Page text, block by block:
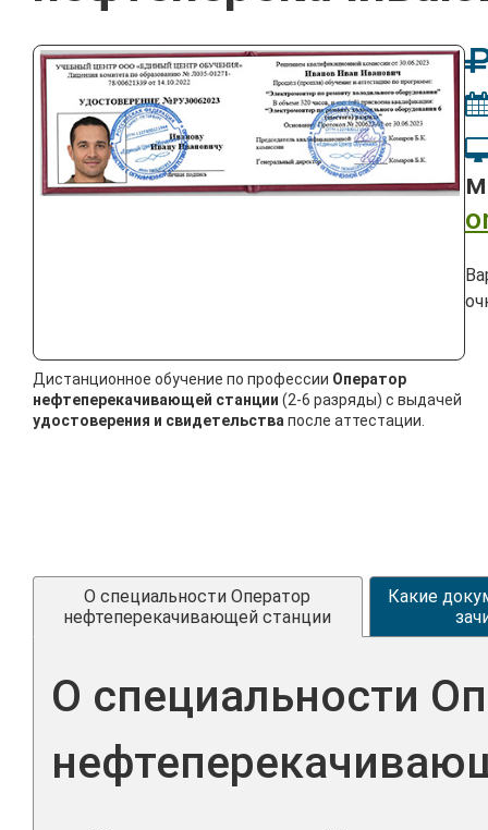
Дистанционное обучение по профессии Оператор
нефтеперекачивающей станции (2-6 разряды) с выдачей
удостоверения и свидетельствапосле аттестации.
О специальности Оператор
нефтеперекачивающей станции
Какие
О специальности